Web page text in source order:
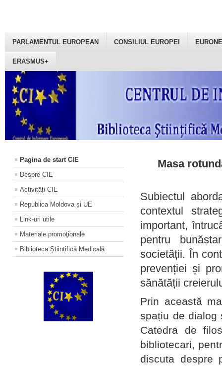
PARLAMENTUL EUROPEAN CONSILIUL EUROPEI
ERASMUS+
Pagina de start CIE
Despre CIE
Activități CIE
Republica Moldova și UE
Link-uri utile
Materiale promoţionale
Biblioteca Științifică Medicală
Masa
Subiectul
contextul
important,
pentru
societății. În
prevenției și
sănătății
Prin această
spațiu de dialog
Catedra de
bibliotecari,
discuta despre